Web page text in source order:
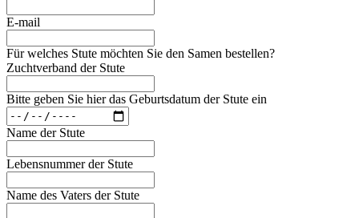
E-mail
Für welches Stute möchten Sie den Samen bestellen?
Zuchtverband der Stute
Bitte geben Sie hier das Geburtsdatum der Stute ein
Name der Stute
Lebensnummer der Stute
Name des Vaters der Stute